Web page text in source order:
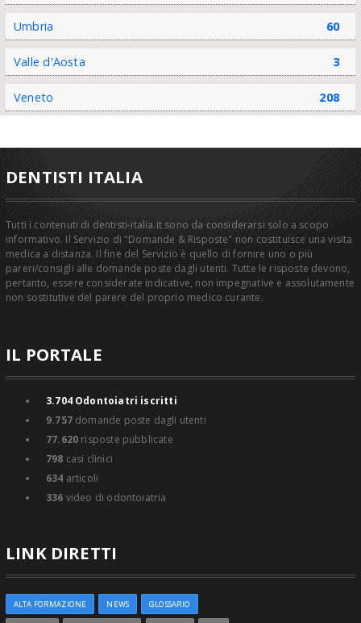
Umbria 60
Valle d'Aosta 3
Veneto 208
DENTISTI ITALIA
Tutti i contenuti di dentisti-italia.it sono da considerarsi solo a scopo
informativo. Il Servizio di "Domande & Risposte" non costituisce una visita
medica a distanza. Il fine del Servizio è quello di fornire uno o più
pareri/consigli alle domande poste dagli utenti. Tutte le risposte devono,
pertanto, essere considerate indicative, non impegnative e assolutamente
non sostitutive del parere del proprio medico curante.
IL PORTALE
3.704Odontoiatri iscritti
9.757domande poste dagli utenti
77.620 risposte pubblicate
798 casi clinici
634 articoli
336 video di odontoiatria
LINK DIRETTI
ALTA FORMAZIONE NEWS GLOSSARIO